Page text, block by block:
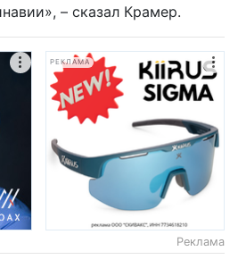
– сказал Крамер.
РЕКЛАМА
Реклама